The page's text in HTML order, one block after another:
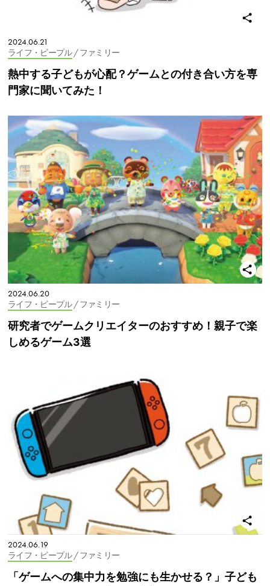
2024.06.21
ライフ・ピープル/ ファミリー
熱中する子どもが心配？ゲームとの付き合い方を専
門家に聞いてみた！
2024.06.20
ライフ・ピープル/ ファミリー
研究者でゲームクリエイターのおすすめ！親子で楽
しめるゲーム3選
2024.06.19
ライフ・ピープル/ ファミリー
「ゲームへの集中力を勉強にも生かせる？」子ども